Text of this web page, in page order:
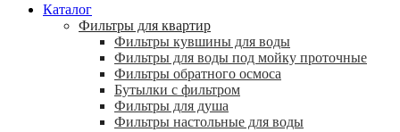
Каталог
Фильтры для квартир
Фильтры кувшины для воды
Фильтры для воды под мойку проточные
Фильтры обратного осмоса
Бутылки с фильтром
Фильтры для душа
Фильтры настольные для воды